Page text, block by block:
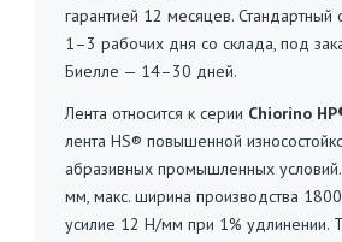
гарантией 12 месяцев. Стандартный
1–3 рабочих дня со склада, под
Биелле — 14–30 дней.
Лента относится к серии Chiorino
лента HS® повышенной
абразивных промышленных
мм, макс. ширина производства
усилие 12 Н/мм при 1% удлинении.